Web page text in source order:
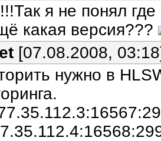
я не понял где
какая версия???
[07.08.2008,
нужно в